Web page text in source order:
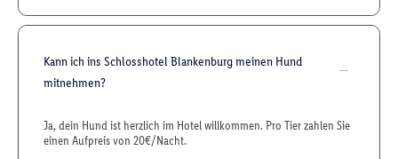
Kann ich ins Schlosshotel Blankenburg meinen Hund
mitnehmen?
Ja, dein Hund ist herzlich im Hotel willkommen. Pro Tier zahlen Sie
einen Aufpreis von 20€/Nacht.